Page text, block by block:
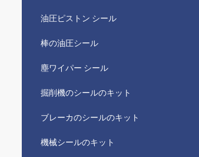
油圧ピストン シール
棒の油圧シール
塵ワイパー シール
掘削機のシールのキット
ブレーカのシールのキット
機械シールのキット